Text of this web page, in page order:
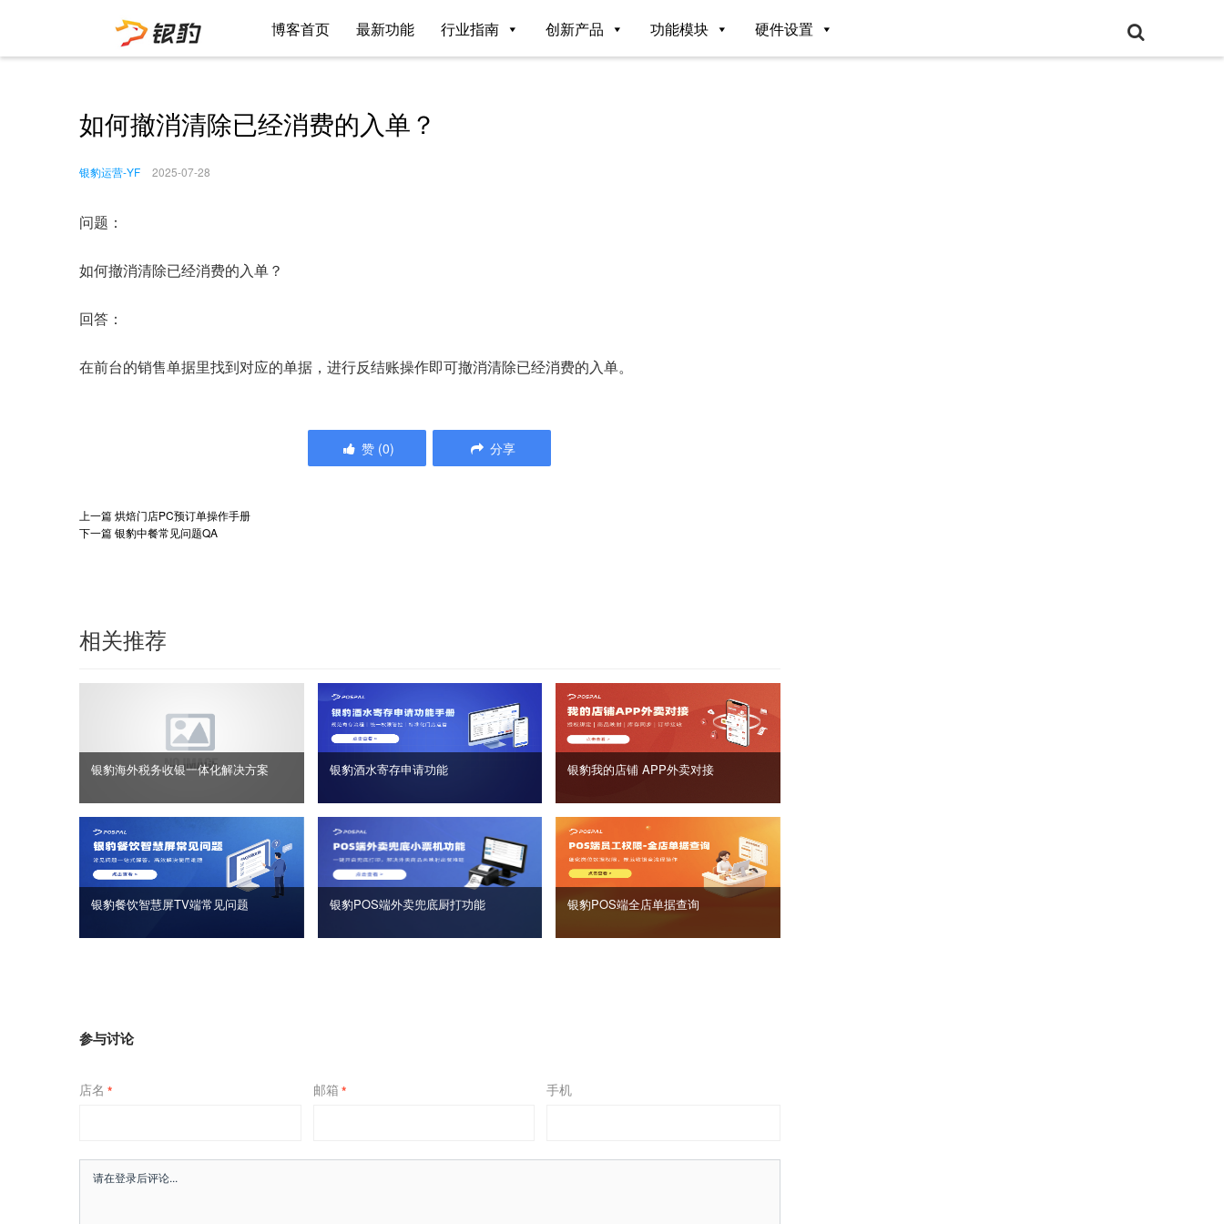
博客首页 最新功能 行业指南 创新产品 功能模块 硬件设置
如何撤消清除已经消费的入单？
银豹运营-YF 2025-07-28
问题：
如何撤消清除已经消费的入单？
回答：
在前台的销售单据里找到对应的单据，进行反结账操作即可撤消清除已经消费的入单。
赞 (0) 分享
上一篇烘焙门店PC预订单操作手册
下一篇银豹中餐常见问题QA
相关推荐
银豹海外税务收银一体化解决方案 银豹酒水寄存申请功能 银豹我的店铺 APP外卖对接
银豹餐饮智慧屏TV端常见问题 银豹POS端外卖兜底厨打功能 银豹POS端全店单据查询
参与讨论
店名 * 邮箱 * 手机